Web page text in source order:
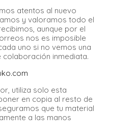
atentos al nuevo
y valoramos todo el
aunque por el
nos es imposible
uno si no vemos una
colaboración inmediata.
utiliza solo esta
en copia al resto de
que tu material
a las manos